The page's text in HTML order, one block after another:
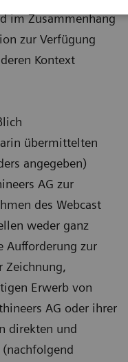
im Zusammenhang
zur Verfügung
Kontext
übermittelten
angegeben)
AG zur
des Webcast
weder ganz
Aufforderung zur
Zeichnung,
Erwerb von
AG oder ihrer
direkten und